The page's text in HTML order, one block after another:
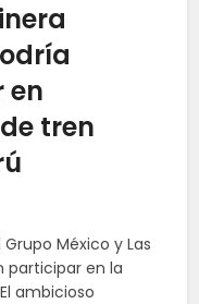
en
tren
México y Las
participar en la
ambicioso